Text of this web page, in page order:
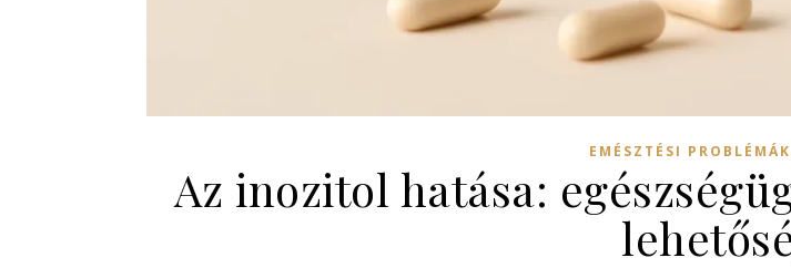
EMÉSZTÉSI PROBLÉMÁK
Az inozitol hatása: